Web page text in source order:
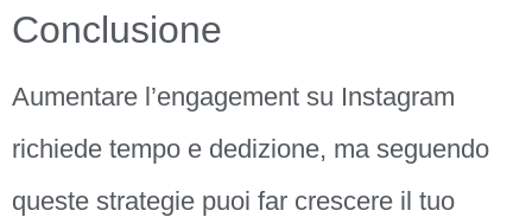
Conclusione
Aumentare l’engagement su Instagram
richiede tempo e dedizione, ma seguendo
queste strategie puoi far crescere il tuo